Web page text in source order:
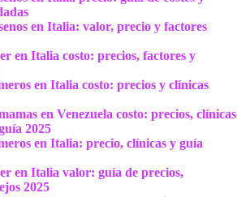
en Italia: valor, precio y factores
en Italia costo: precios, factores y
en Italia costo: precios y clínicas
en Venezuela costo: precios, clínicas
2025
en Italia: precio, clínicas y guía
en Italia valor: guía de precios,
2025